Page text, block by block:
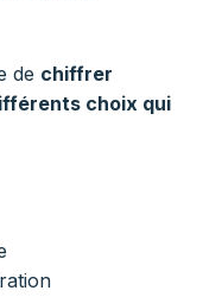
de chiffrer
choix qui